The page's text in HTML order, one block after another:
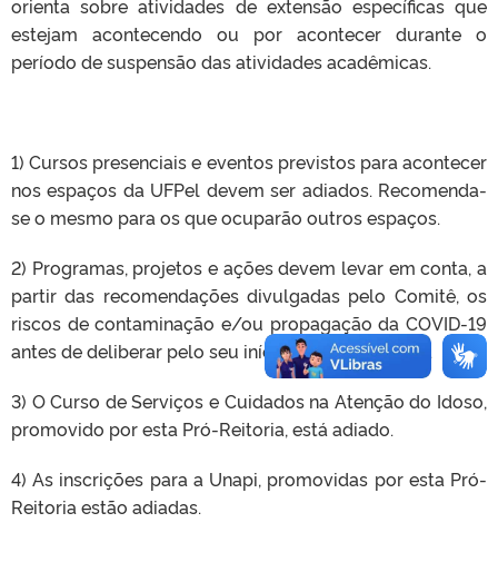
orienta sobre atividades de extensão específicas que
estejam acontecendo ou por acontecer durante o
período de suspensão das atividades acadêmicas.
1)Cursos presenciais e eventos previstos para acontecer
nos espaços da UFPel devem ser adiados. Recomenda-
se o mesmo para os que ocuparão outros espaços.
2) Programas, projetos e ações devem levar em conta, a
partir das recomendações divulgadas pelo Comitê, os
riscos de contaminação e/ou propagação da COVID-19
antes de deliberar pelo seu início ou continuidade.
3) O Curso de Serviços e Cuidados na Atenção do Idoso,
promovido por esta Pró-Reitoria, está adiado.
4)As inscrições para a Unapi, promovidas por esta Pró-
Reitoria estão adiadas.